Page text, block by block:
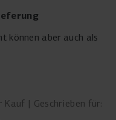
können aber auch als
Kauf
Geschrieben für: